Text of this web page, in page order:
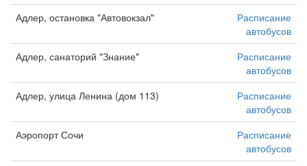
Адлер, остановка "Автовокзал"
Расписание
автобусов
Адлер, санаторий "Знание"
Расписание
автобусов
Адлер, улица Ленина (дом 113)
Расписание
автобусов
Аэропорт Сочи
Расписание
автобусов